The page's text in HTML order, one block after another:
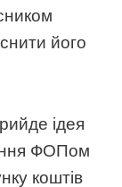
його
ідея
ФОПом
коштів